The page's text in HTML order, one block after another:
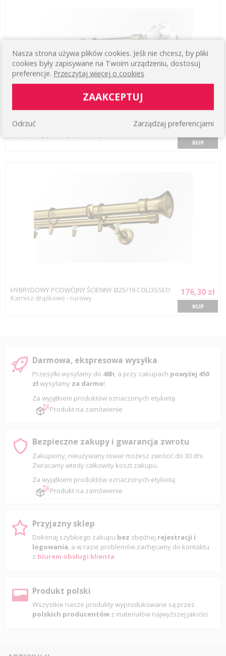
KARNISZ Ø25/19 CRISTAL KULA
206,56 zł
KUP
HYBRYDOWY PODWÓJNY ŚCIENNY Ø25/19 COLOSSEO
Karnisz drążkowo - rurowy
176,30 zł
KUP
Darmowa, ekspresowa wysyłka
Przesyłki wysyłamy do 48h, a przy zakupach powyżej 450
złwysyłamy za darmo!
Za wyjątkiem produktów oznaczonych etykietą
Produkt na zamówienie
Bezpieczne zakupy i gwarancja zwrotu
Zakupiony, nieużywany towar możesz zwrócić do 30 dni.
Zwracamy wtedy całkowity koszt zakupu.
Za wyjątkiem produktów oznaczonych etykietą
Produkt na zamówienie
Przyjazny sklep
Dokonaj szybkiego zakupu bez zbędnej rejestracji i
logowania, a w razie problemów zachęcamy do kontaktu
z biurem obsługi klienta
Produkt polski
Wszystkie nasze produkty wyprodukowane są przez
polskich producentów z materiałów najwyższej jakości.
Nasza strona używa plików cookies. Jeśli nie chcesz, by pliki
cookies były zapisywane na Twoim urządzeniu, dostosuj
preferencje. Przeczytaj więcej o cookies
ZAAKCEPTUJ
Zarządzaj preferencjami
Odrzuć